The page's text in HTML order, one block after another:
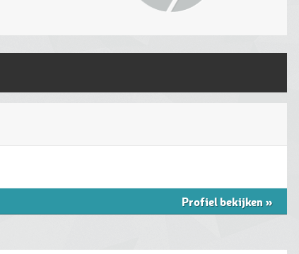
Profiel bekijken»